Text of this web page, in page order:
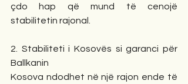
çdo hap që mund të cenojë
stabilitetin rajonal.
2. Stabiliteti i Kosovës si garanci për
Ballkanin
Kosova ndodhet në një rajon ende të